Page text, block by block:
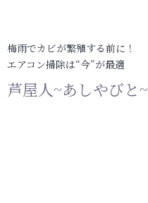
梅雨でカビが繁殖する前に！
エアコン掃除は“今”が最適
芦屋人~あしやびと~